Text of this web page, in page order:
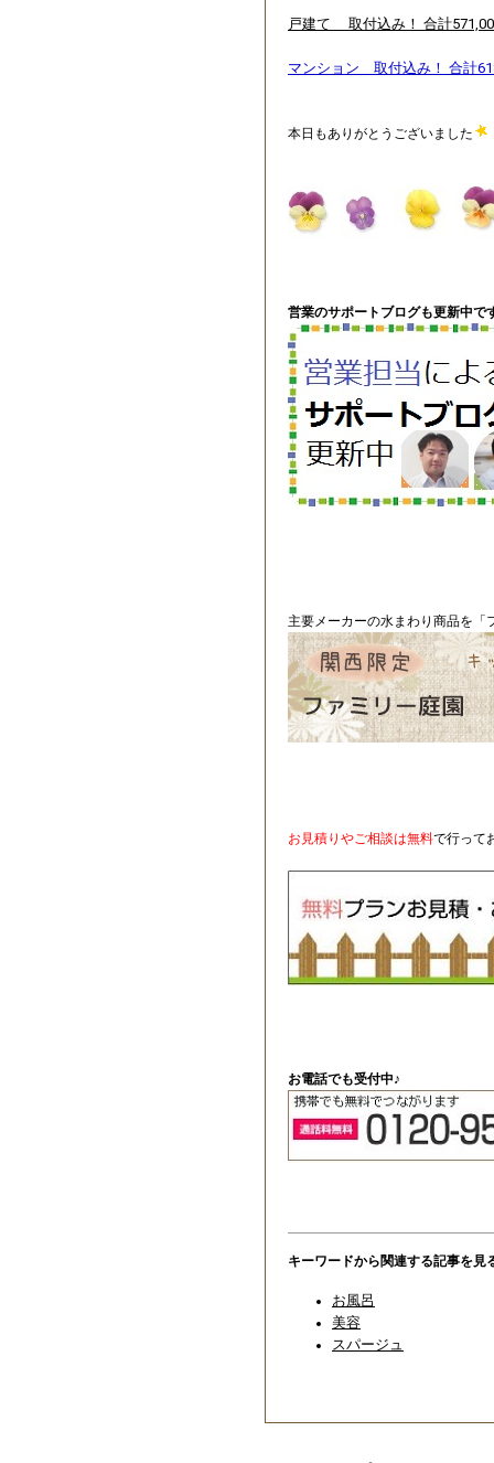
戸建て 取付込み！ 合計
マンション 取付込み！ 合計
本日もありがとうございました
営業のサポートブログも更新中で
主要メーカーの水まわり商品を「
お見積りやご相談は無料で行って
お電話でも受付中♪
キーワードから関連する記事を見
お風呂
美容
スパージュ